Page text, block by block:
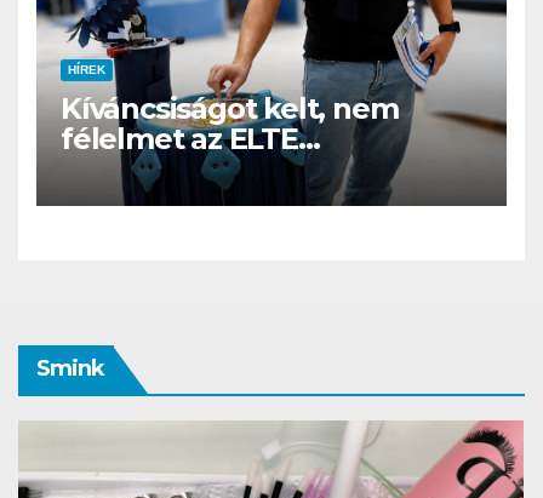
HÍREK
Kíváncsiságot kelt, nem
félelmet az ELTE
etológusainak felszolgáló
robotja
Smink